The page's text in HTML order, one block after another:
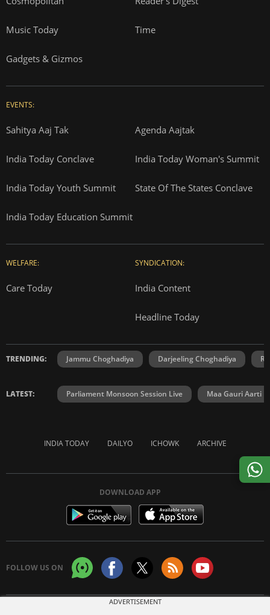
Music Today Time
Gadgets & Gizmos
EVENTS:
Sahitya Aaj Tak Agenda Aajtak
India Today Conclave India Today Woman's Summit
India Today Youth Summit State Of The States Conclave
India Today Education Summit
WELFARE:
Care Today
SYNDICATION:
India Content
Headline Today
TRENDING: Jammu Choghadiya Darjeeling Choghadiya
LATEST: Parliament Monsoon Session Live Maa Gauri Aarti
INDIA TODAY DAILYO ICHOWK ARCHIVE
DOWNLOAD APP
FOLLOW US ON
ADVERTISEMENT